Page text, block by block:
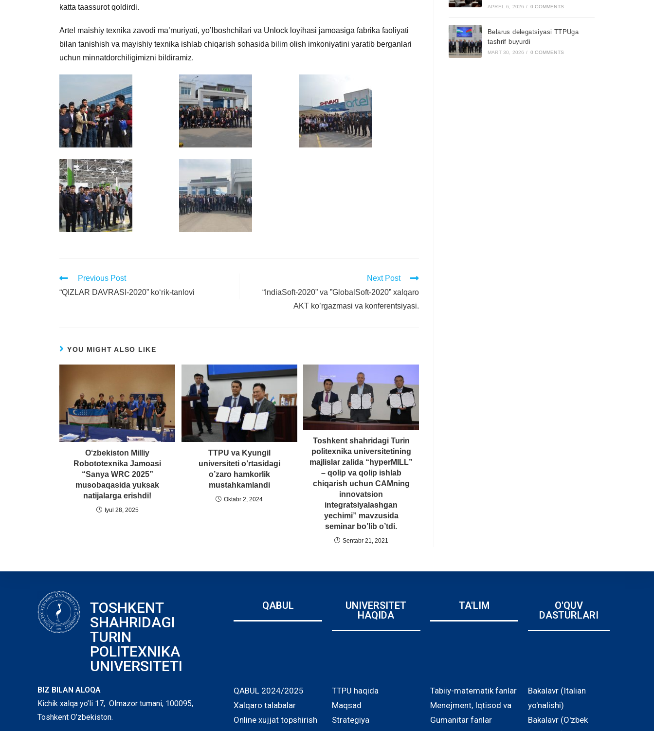
katta taassurot qoldirdi.
Artel maishiy texnika zavodi ma’muriyati, yo’lboshchilari va Unlock loyihasi jamoasiga fabrika faoliyati
bilan tanishish va mayishiy texnika ishlab chiqarish sohasida bilim olish imkoniyatini yaratib berganlari
uchun minnatdorchiligimizni bildiramiz.
Previous Post
“QIZLAR DAVRASI-2020” ko‘rik-tanlovi
Next Post
“IndiaSoft-2020” va ”GlobalSoft-2020” xalqaro
AKT ko’rgazmasi va konferentsiyasi.
YOU MIGHT ALSO LIKE
O‘zbekiston Milliy
Robototexnika Jamoasi
“Sanya WRC 2025”
musobaqasida yuksak
natijalarga erishdi!
Iyul 28, 2025
TTPU va Kyungil
universiteti o’rtasidagi
o’zaro hamkorlik
mustahkamlandi
Oktabr 2, 2024
Toshkent shahridagi Turin
politexnika universitetining
majlislar zalida “hyperMILL”
– qolip va qolip ishlab
chiqarish uchun CAMning
innovatsion
integratsiyalashgan
yechimi” mavzusida
seminar bo’lib o’tdi.
Sentabr 21, 2021
APREL 6, 2026 / 0 COMMENTS
Belarus delegatsiyasi TTPUga
tashrif buyurdi
MART 30, 2026 / 0 COMMENTS
TOSHKENT
SHAHRIDAGI
TURIN
POLITEXNIKA
UNIVERSITETI
QABUL
UNIVERSITET
HAQIDA
TA'LIM
O'QUV
DASTURLARI
BIZ BILAN ALOQA
Kichik xalqa yo’li 17, Olmazor tumani, 100095,
Toshkent O’zbekiston.
QABUL 2024/2025
Xalqaro talabalar
Online xujjat topshirish
TTPU haqida
Maqsad
Strategiya
Tabiiy-matematik fanlar
Menejment, Iqtisod va
Gumanitar fanlar
Bakalavr (Italian
yo'nalishi)
Bakalavr (O'zbek